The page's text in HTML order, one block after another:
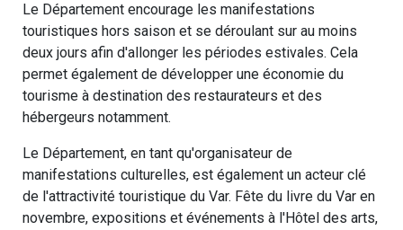
Le Département encourage les manifestations
touristiques hors saison et se déroulant sur au moins
deux jours afin d'allonger les périodes estivales. Cela
permet également de développer une économie du
tourisme à destination des restaurateurs et des
hébergeurs notamment.
Le Département, en tant qu'organisateur de
manifestations culturelles, est également un acteur clé
de l'attractivité touristique du Var. Fête du livre du Var en
novembre, expositions et événements à l'Hôtel des arts,